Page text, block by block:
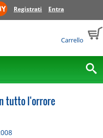
Registrati Entra
Carrello
tutto l'orrore